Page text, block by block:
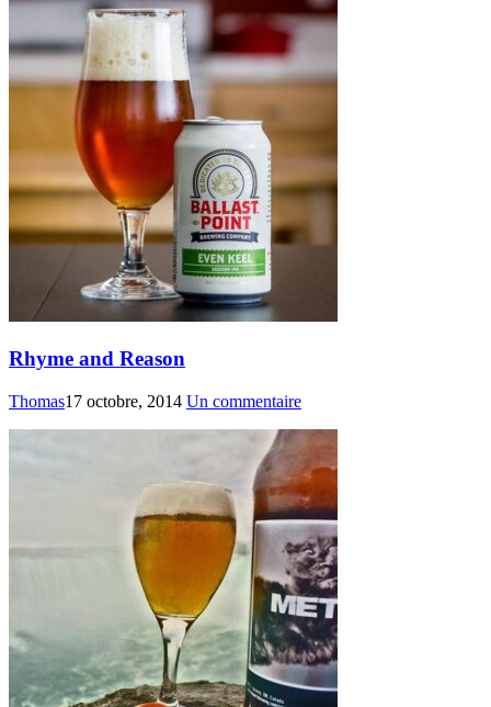
Rhyme and Reason
Thomas17 octobre, 2014 Un commentaire